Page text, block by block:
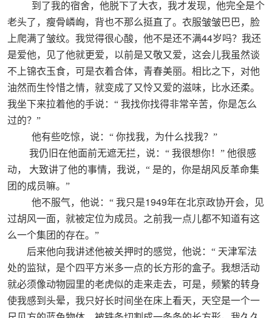
到了我的宿舍，他脱下了大衣，我才发现，他完全是个
老头了，瘦骨嶙峋，背也不那么挺直了。衣服皱皱巴巴，脸
上爬满了皱纹。我觉得很心酸，他不是还不满44岁吗？我还
是爱他，见了他就更爱，以前是又敬又爱，这会儿我虽然谈
不上锦衣玉食，可是衣着合体，青春美丽。相比之下，对他
油然而生怜惜之情，就变成了又怜又爱的滋味，比水还柔。
我坐下来拉着他的手说：“ 我找你找得非常辛苦，你是怎么
过的？”
他有些吃惊，说：“ 你找我，为什么找我？”
我仍旧在他面前无遮无拦，说：“ 我很想你！” 他很感
动，
大致讲了他的事情，我说，“ 是的，你是胡风反革命集
团的成员嘛。”
他不服气，他说：“ 我只是1949年在北京政协开会，见
过胡风一面，就被定位为成员。之前我一点儿都不知道有这
么一个集团的存在。”
后来他向我讲述他被关押时的感觉，他说：“ 天津军法
处的监狱，是个四平方米多一点的长方形的盒子。我想活动
就必须像动物园里的老虎似的走来走去，可是，频繁的转身
使我感到头晕，我只好长时间坐在床上看天，天空是一个一